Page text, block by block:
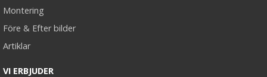
Montering
Före & Efter bilder
Artiklar
VI ERBJUDER